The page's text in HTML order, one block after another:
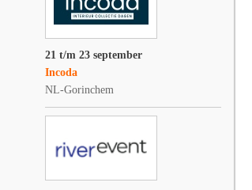
21 t/m 23 september
Incoda
NL-Gorinchem